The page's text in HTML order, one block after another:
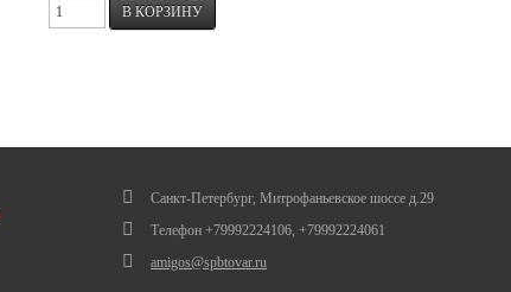
Санкт-Петербург, Митрофаньевское шоссе д.29
Телефон +79992224106, +79992224061
amigos@spbtovar.ru